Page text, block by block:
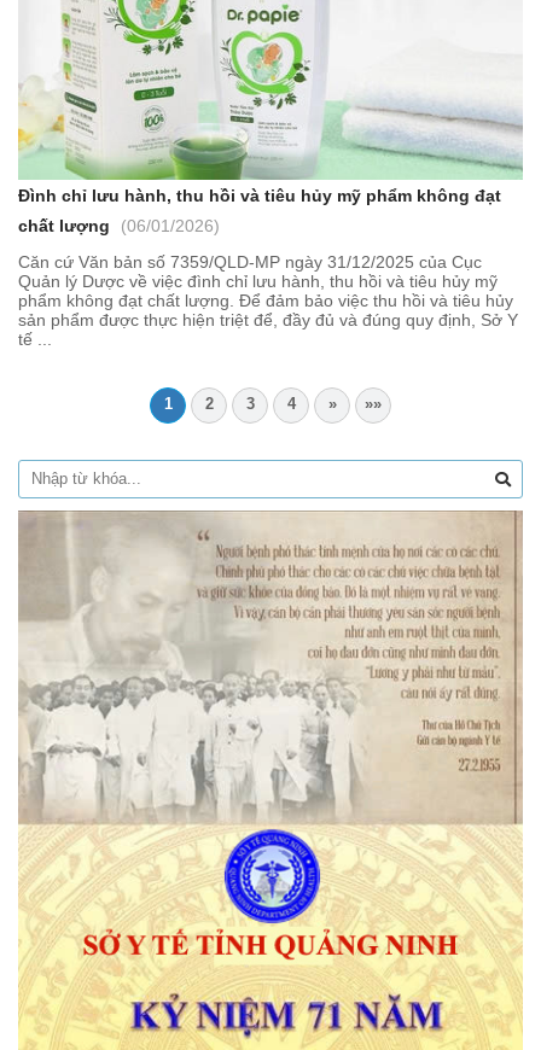
Đình chỉ lưu hành, thu hồi và tiêu hủy mỹ phẩm không đạt
chất lượng
(06/01/2026)
Căn cứ Văn bản số 7359/QLD-MP ngày 31/12/2025 của Cục
Quản lý Dược về việc đình chỉ lưu hành, thu hồi và tiêu hủy mỹ
phẩm không đạt chất lượng. Để đảm bảo việc thu hồi và tiêu hủy
sản phẩm được thực hiện triệt để, đầy đủ và đúng quy định, Sở Y
tế ...
1 2 3 4 » »»